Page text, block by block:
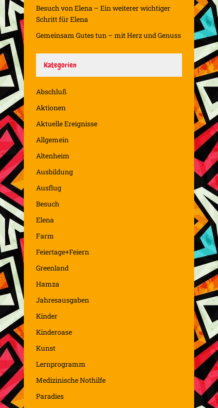
Besuch von Elena – Ein weiterer wichtiger
Schritt für Elena
Gemeinsam Gutes tun – mit Herz und Genuss
Kategorien
Abschluß
Aktionen
Aktuelle Ereignisse
Allgemein
Altenheim
Ausbildung
Ausflug
Besuch
Elena
Farm
Feiertage+Feiern
Greenland
Hamza
Jahresausgaben
Kinder
Kinderoase
Kunst
Lernprogramm
Medizinische Nothilfe
Paradies